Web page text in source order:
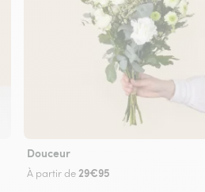
Douceur
À partir de 29€95